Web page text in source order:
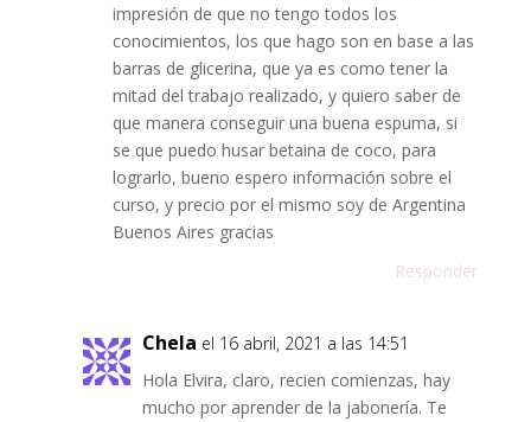
impresión de que no tengo todos los
conocimientos, los que hago son en base a las
barras de glicerina, que ya es como tener la
mitad del trabajo realizado, y quiero saber de
que manera conseguir una buena espuma, si
se que puedo husar betaina de coco, para
lograrlo, bueno espero información sobre el
curso, y precio por el mismo soy de Argentina
Buenos Aires gracias
Responder
Chela el 16 abril, 2021 a las 14:51
Hola Elvira, claro, recien comienzas, hay
mucho por aprender de la jabonería. Te